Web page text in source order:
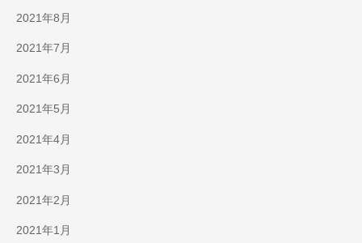
2021年8月
2021年7月
2021年6月
2021年5月
2021年4月
2021年3月
2021年2月
2021年1月